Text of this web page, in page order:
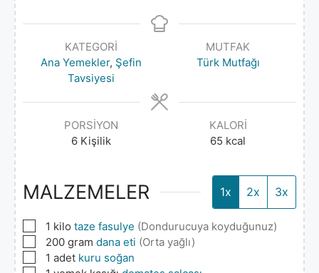
KATEGORI
Ana Yemekler, Şefin
Tavsiyesi
MUTFAK
Türk Mutfağı
PORSIYON
6 Kişilik
KALORI
65 kcal
MALZEMELER 1x 2x 3x
▢1 kilo taze fasulye (Dondurucuya koyduğunuz)
▢
200 gram dana eti (Orta yağlı)
▢1 adet kuru soğan